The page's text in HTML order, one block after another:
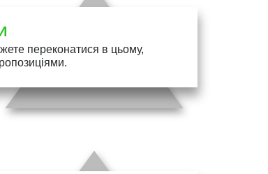
переконатися в цьому,